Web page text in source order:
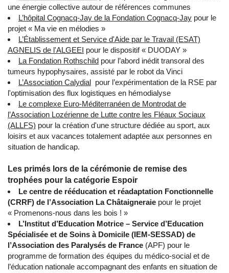
une énergie collective autour de références communes
L’hôpital Cognacq-Jay de la Fondation Cognacq-Jay pour le
projet « Ma vie en mélodies »
L’Établissement et Service d'Aide par le Travail (ESAT)
AGNELIS de l'ALGEEI pour le dispositif « DUODAY »
La Fondation Rothschild pour l’abord inédit transoral des
tumeurs hypophysaires, assisté par le robot da Vinci
L’Association Calydial pour l’expérimentation de la RSE par
l'optimisation des flux logistiques en hémodialyse
Le complexe Euro-Méditerranéen de Montrodat de
l’Association Lozérienne de Lutte contre les Fléaux Sociaux
(ALLFS) pour la création d'une structure dédiée au sport, aux
loisirs et aux vacances totalement adaptée aux personnes en
situation de handicap.
Les primés lors de la cérémonie de remise des
trophées pour la catégorie Espoir
Le centre de rééducation et réadaptation Fonctionnelle
(CRRF) de l’Association La Châtaigneraie pour le projet
« Promenons-nous dans les bois ! »
L’Institut d’Education Motrice – Service d’Education
Spécialisée et de Soins à Domicile (IEM-SESSAD) de
l’Association des Paralysés de France (APF) pour le
programme de formation des équipes du médico-social et de
l’éducation nationale accompagnant des enfants en situation de